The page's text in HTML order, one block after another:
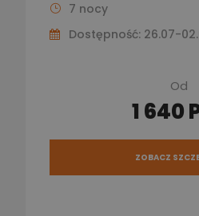
7 nocy
Dostępność: 26.07-
Od
1 640
ZOBACZ